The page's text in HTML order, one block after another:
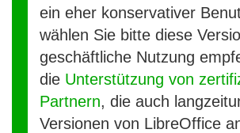
ein eher konservativer
wählen Sie bitte diese
geschäftliche Nutzung
die Unterstützung von
Partnern, die auch
Versionen von LibreOffice